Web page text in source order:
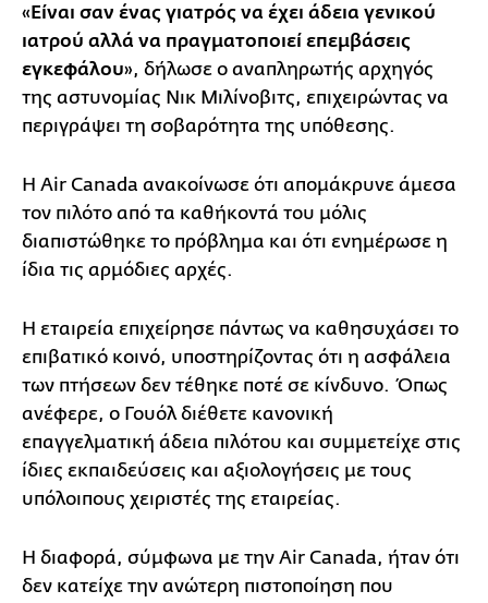
«Είναι σαν ένας γιατρός να έχει άδεια γενικού
ιατρού αλλά να πραγματοποιεί επεμβάσεις
εγκεφάλου», δήλωσε ο αναπληρωτής αρχηγός
της αστυνομίας Νικ Μιλίνοβιτς, επιχειρώντας να
περιγράψει τη σοβαρότητα της υπόθεσης.
Η Air Canada ανακοίνωσε ότι απομάκρυνε άμεσα
τον πιλότο από τα καθήκοντά του μόλις
διαπιστώθηκε το πρόβλημα και ότι ενημέρωσε η
ίδια τις αρμόδιες αρχές.
Η εταιρεία επιχείρησε πάντως να καθησυχάσει το
επιβατικό κοινό, υποστηρίζοντας ότι η ασφάλεια
των πτήσεων δεν τέθηκε ποτέ σε κίνδυνο. Όπως
ανέφερε, ο Γουόλ διέθετε κανονική
επαγγελματική άδεια πιλότου και συμμετείχε στις
ίδιες εκπαιδεύσεις και αξιολογήσεις με τους
υπόλοιπους χειριστές της εταιρείας.
Η διαφορά, σύμφωνα με την Air Canada, ήταν ότι
δεν κατείχε την ανώτερη πιστοποίηση που